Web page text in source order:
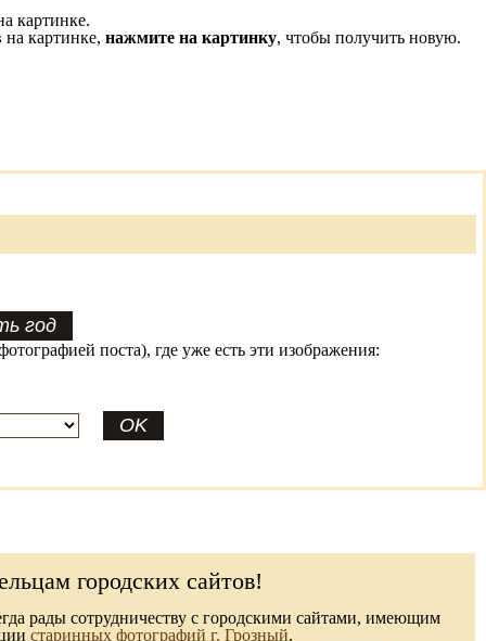
картинке.
картинке, нажмите на картинку, чтобы получить новую.
поста), где уже есть эти изображения:
городских сайтов!
рады сотрудничеству с городскими сайтами, имеющим
старинных фотографий г. Грозный.